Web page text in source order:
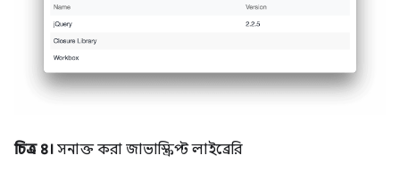
চিত্র ৪। সনাক্ত করা জাভাস্ক্রিপ্ট লাইব্রেরি